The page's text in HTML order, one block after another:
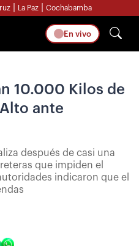
La Paz Cochabamba
En vivo
10.000 Kilos de
ante
después de casi una
que impiden el
indicaron que el